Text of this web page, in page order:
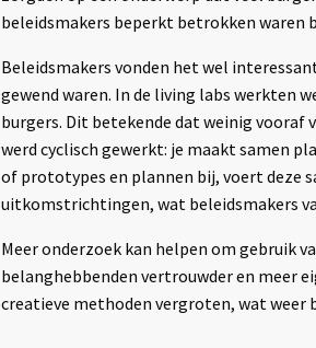
beleidsmakers beperkt betrokken waren
Beleidsmakers vonden het wel
gewend waren. In de living labs werkten
burgers. Dit betekende dat weinig vooraf
werd cyclisch gewerkt: je maakt samen
of prototypes en plannen bij, voert deze
uitkomstrichtingen, wat beleidsmakers
Meer onderzoek kan helpen om gebruik
belanghebbenden vertrouwder en meer
creatieve methoden vergroten, wat